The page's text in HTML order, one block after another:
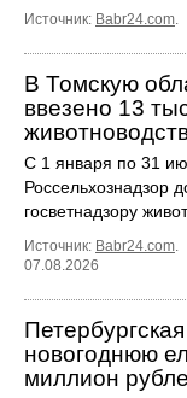
Источник: Babr24.com.
В Томскую
ввезено 13
С 1 января по 31
Россельхознадзор
госветнадзору
Источник: Babr24.com.
07.08.2026
новогоднюю
миллион